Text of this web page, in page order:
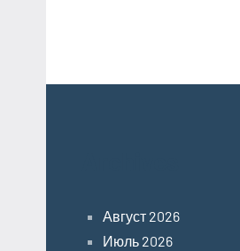
Август 2026
Июль 2026